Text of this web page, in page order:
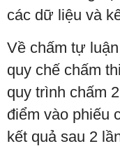
các dữ liệu và
Về chấm tự
quy chế chấm
quy trình chấm
điểm vào phiếu
kết quả sau 2